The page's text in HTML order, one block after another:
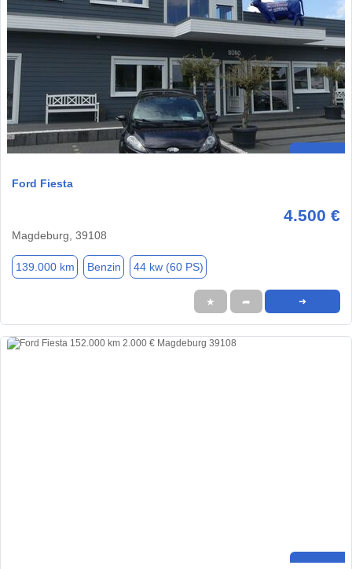
Ford Fiesta
4.500 €
Magdeburg, 39108
139.000 km Benzin 44 kw (60 PS)
★ ➦ ➜